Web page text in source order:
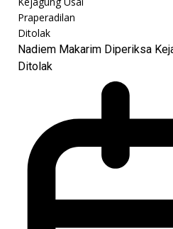
Nadiem Makarim Diperiksa
Ditolak